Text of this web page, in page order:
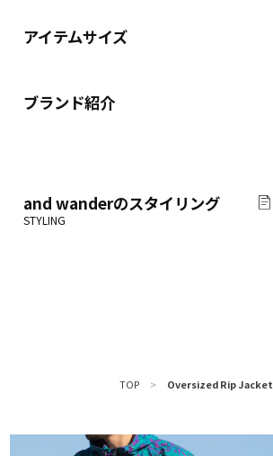
アイテムサイズ
ブランド紹介
and wanderのスタイリング
TOP > Oversized Rip Jacket